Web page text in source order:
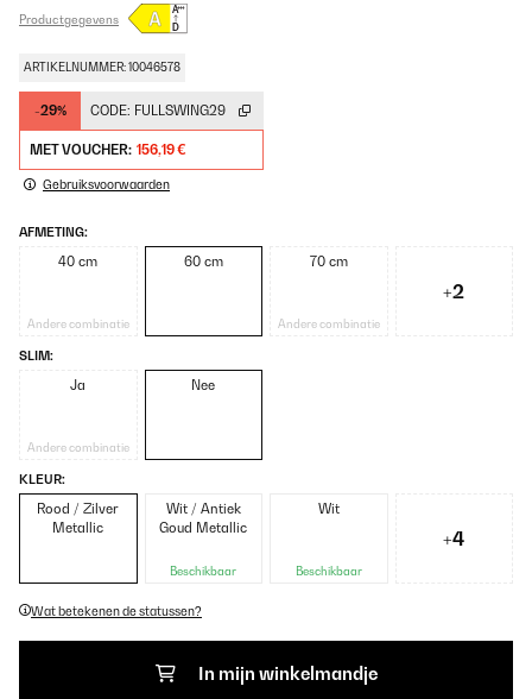
Productgegevens
ARTIKELNUMMER: 10046578
-29% CODE: FULLSWING29
MET VOUCHER: 156,19 €
Gebruiksvoorwaarden
AFMETING:
40 cm
Andere combinatie
60 cm 70 cm
Andere combinatie
+2
SLIM:
Ja
Andere combinatie
Nee
KLEUR:
Rood / Zilver
Metallic
Wit / Antiek
Goud Metallic
Beschikbaar
Wit
Beschikbaar
+4
Wat betekenen de statussen?
In mijn winkelmandje